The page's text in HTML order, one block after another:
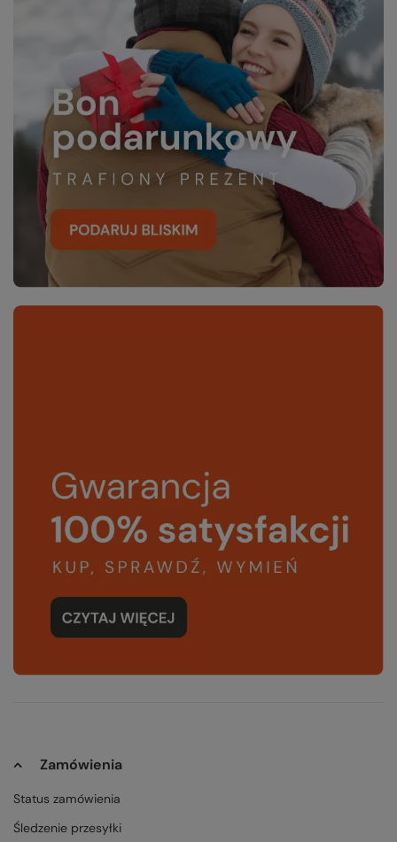
Zamówienia
Status zamówienia
Śledzenie przesyłki